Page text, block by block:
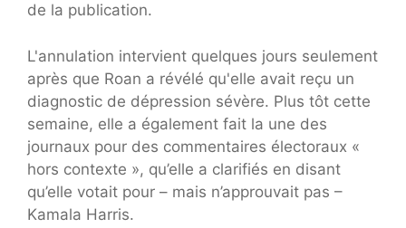
de la publication.
L'annulation intervient quelques jours seulement
après que Roan a révélé qu'elle avait reçu un
diagnostic de dépression sévère. Plus tôt cette
semaine, elle a également fait la une des
journaux pour des commentaires électoraux «
hors contexte », qu’elle a clarifiés en disant
qu’elle votait pour – mais n’approuvait pas –
Kamala Harris.